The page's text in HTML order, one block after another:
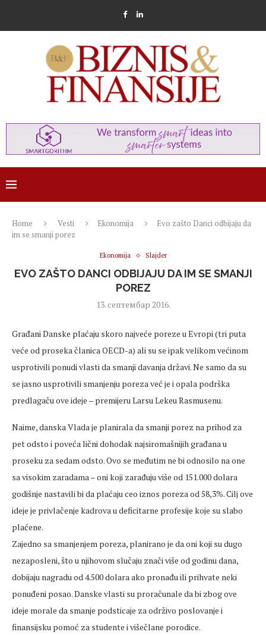
Home Vesti Ekonomija
Evo zašto Danci odbijaju da
im se smanji porez
Ekonomija Slajder
EVO ZAŠTO DANCI ODBIJAJU DA IM SE SMANJI
POREZ
13. септембар 2016.
Građani Danske plaćaju skoro najveće poreze u Evropi (tri puta
veće od proseka članica OECD-a) ali su se ipak velikom većinom
usprotivili ponudi vlasti da smanji davanja državi. Ne samo da su
se jasno usprotivili smanjenju poreza već je i opala podrška
predlagaču ove ideje – premijeru Larsu Lekeu Rasmusenu.
Naime, danska Vlada je planirala da smanji porez na prihod za
pet odsto i poveća lični dohodak najsiromašnijih građana u
proseku za sedam odsto. Ovo se međutim ne bi odnosilo na one
sa visokim zaradama – oni koji zarađuju više od 151.000 dolara
godišnje nastavili bi da plaćaju ceo iznos poreza od 58,3%. Cilj ove
ideje je privlačenje kadrova u deficitarne profesije koje su slabo
plaćene.
Zajedno sa smanjenjem poreza, planirano je da oni koji su dugo
nezaposleni, što u njihovom slučaju znači više od godinu dana,
dobijaju nagradu od 4.500 dolara ako pronađu ili prihvate neki
ponuđeni posao. Danske vlasti su proračunale da bi zbog ove
ideje morale da smanje podsticaje za održivo poslovanje i
finansijsku pomoć za studente i višečlane porodice.